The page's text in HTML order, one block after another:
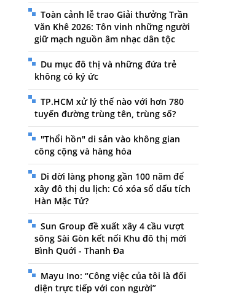
Toàn cảnh lễ trao Giải thưởng Trần
Văn Khê 2026: Tôn vinh những người
giữ mạch nguồn âm nhạc dân tộc
Du mục đô thị và những đứa trẻ
không có ký ức
TP.HCM xử lý thế nào với hơn 780
tuyến đường trùng tên, trùng số?
"Thổi hồn" di sản vào không gian
công cộng và hàng hóa
Di dời làng phong gần 100 năm để
xây đô thị du lịch: Có xóa sổ dấu tích
Hàn Mặc Tử?
Sun Group đề xuất xây 4 cầu vượt
sông Sài Gòn kết nối Khu đô thị mới
Bình Quới - Thanh Đa
Mayu Ino: “Công việc của tôi là đối
diện trực tiếp với con người”